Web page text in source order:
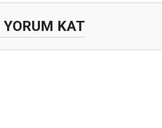
YORUM KAT